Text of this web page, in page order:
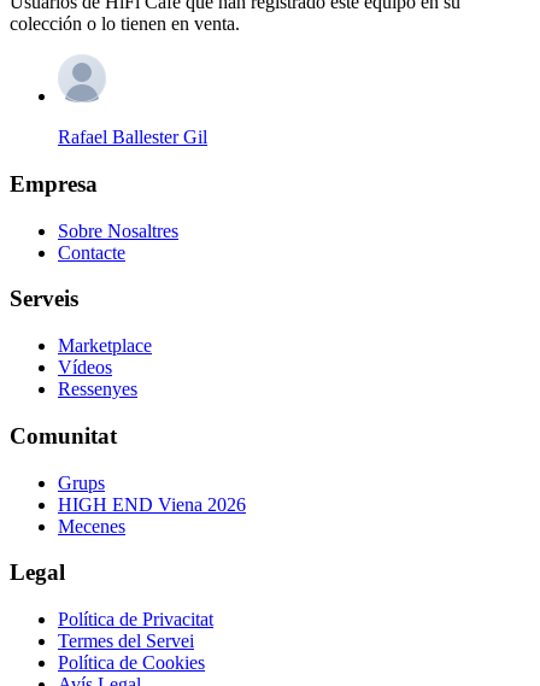
colección o lo tienen en venta.
Rafael Ballester Gil
Empresa
Sobre Nosaltres
Contacte
Serveis
Marketplace
Vídeos
Ressenyes
Comunitat
Grups
HIGH END Viena 2026
Mecenes
Legal
Política de Privacitat
Termes del Servei
Política de Cookies